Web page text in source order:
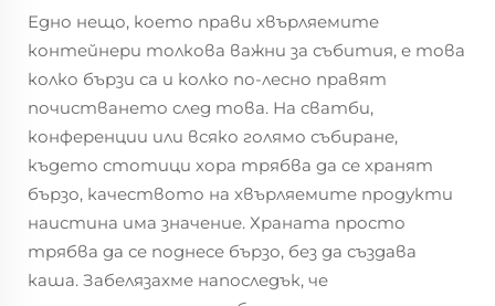
Едно нещо, което прави хвърляемите
контейнери толкова важни за събития, е това
колко бързи са и колко по-лесно правят
почистването след това. На сватби,
конференции или всяко голямо събиране,
където стотици хора трябва да се хранят
бързо, качеството на хвърляемите продукти
наистина има значение. Храната просто
трябва да се поднесе бързо, без да създава
каша. Забелязахме напоследък, че